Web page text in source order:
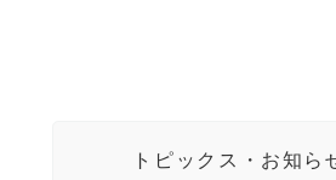
トピックス・お知ら